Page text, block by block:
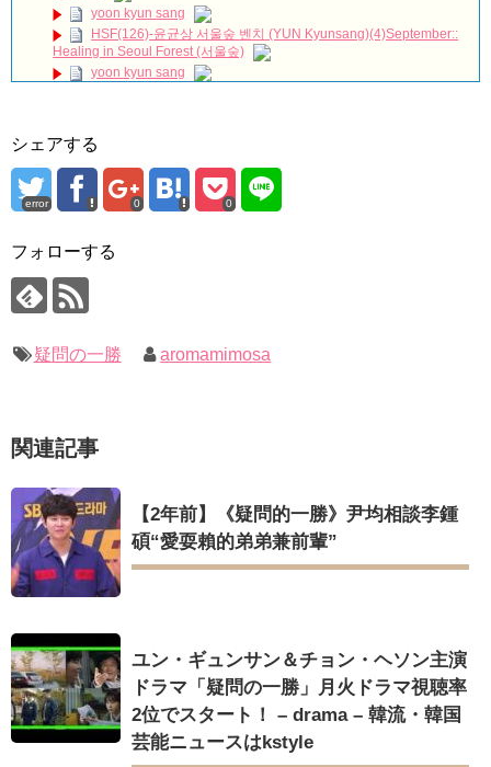
韓国ドラマ「約束のない恋」
ハン・ヘジン 한혜진 – (선공개) 강남 3대 얼짱 출신 &#39;한혜진
언니&#39; (ft. 도여니의 학창시절) | 편 먹고 갈래요? 밥블레스유 2
bobblessyou2 EP.18
한가인 –
レンタル開始！
(ENG SUB) Behind The Scene Hyun Bin 현빈❤️ 손예진 Son Ye
Jin-Crash Landing On You/ヒョンビン❤️ソンイェジン / エンジョイ❕
ユン・ギュンサン、番組にも登場した愛猫が急死…イ・ソンギ
キングを一部公開（DVD-SET2特典映像より）
Powered by livedoor 相互RSS
yoon kyun sang
HSF(126)-윤균상 서울숲 벤치 (YUN Kyunsang)(4)September::
Healing in Seoul Forest (서울숲)
yoon kyun sang
九尾狐外伝 メイキング03 ハン・イェスル
チョ・ヒョンジェ 조현재 九尾狐外伝 制作発表会
キム・テヒの弟イ・ワン♥イ・ボミ、今日（28日）結婚……
「まず熱く掃除せよ」女優キム・ユジョン、「健康がとても回
【裏芸能】キムユジョンの熱愛彼氏はあの大物俳優
いでしょ？” Big News TV
幻の王女チャミョンゴ エンディング
か」出演で話題 Big News TV
Powered by livedoor 相互RSS
シェアする
error 0 0
フォローする
疑問の一勝 aromamimosa
関連記事
【2年前】《疑問的一勝》尹均相談李鍾
碩“愛耍賴的弟弟兼前輩”
ユン・ギュンサン＆チョン・ヘソン主演
ドラマ「疑問の一勝」月火ドラマ視聴率
2位でスタート！ – drama – 韓流・韓国
芸能ニュースはkstyle